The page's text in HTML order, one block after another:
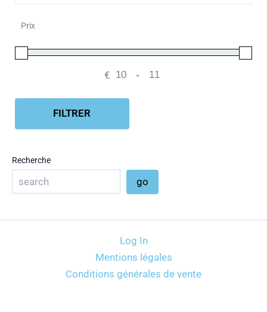
Prix
€ Minimum Price
-Maximum Price
FILTRER
Recherche
go
Log In
Mentions légales
Conditions générales de vente